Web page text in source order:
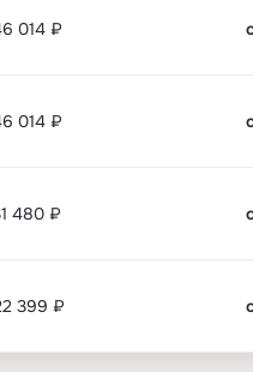
014 ₽
014 ₽
480 ₽
399 ₽